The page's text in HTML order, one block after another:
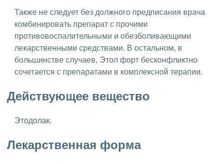
Также не следует без должного предписания врача
комбинировать препарат с прочими
противовоспалительными и обезболивающими
лекарственными средствами. В остальном, в
большинстве случаев, Этол форт бесконфликтно
сочетается с препаратами в комплексной терапии.
Действующее вещество
Этодолак.
Лекарственная форма